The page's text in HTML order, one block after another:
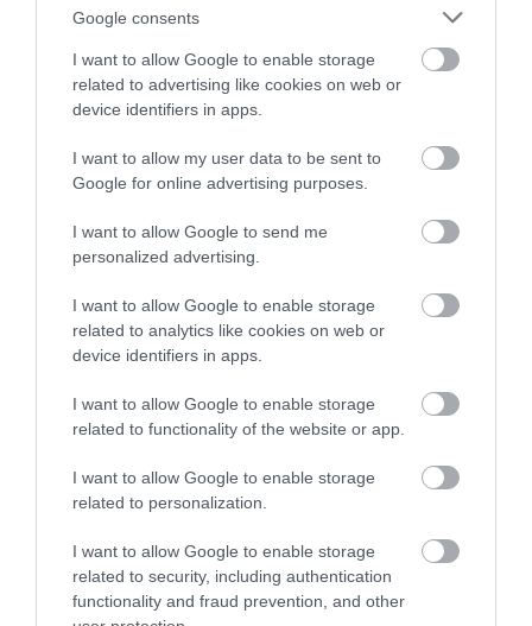
Google consents
I want to allow Google to enable storage
related to advertising like cookies on web or
device identifiers in apps.
I want to allow my user data to be sent to
Google for online advertising purposes.
I want to allow Google to send me
personalized advertising.
I want to allow Google to enable storage
related to analytics like cookies on web or
device identifiers in apps.
I want to allow Google to enable storage
related to functionality of the website or app.
I want to allow Google to enable storage
related to personalization.
I want to allow Google to enable storage
related to security, including authentication
functionality and fraud prevention, and other
átutalása. Türelmét nagyon köszönjük. Örömmel állunk
Kedves Partnerünk! Köszönjük, hogy kapcsolatba lépett
kellemetlenségért. Az Ön Extranet fiókján megjelenő számla
nem kifizetendő – a kifizetés hiányában nem történt jutalék
levonás így rendszerünk automatikusan megjelenítette a
számlát. Amint sor kerül a kifizetésre a számla el fog túnni.
Örömmel állunk rendelkezésére bármilyen további kérdés
esetén.
jelezte, hogy „Működésünk pár napon belül
ellehetetlenül, mivel a házon belül foglaló Vendégekből
származó bevétel nem fedezi a kiadásokat.
Svédországban is felkapta a média a
Booking nem fizet témát
A svéd szálláshelyek szintén a helyi médiához